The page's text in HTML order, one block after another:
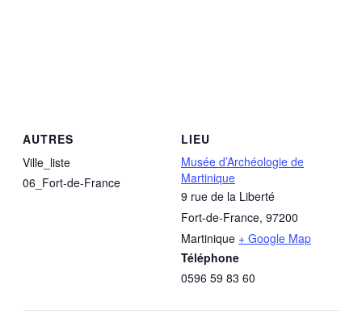
LIEU
Musée d’Archéologie de
Martinique
9 rue de la Liberté
Fort-de-France, 97200
Martinique + Google Map
Téléphone
0596 59 83 60
AUTRES
Ville_liste
06_Fort-de-France